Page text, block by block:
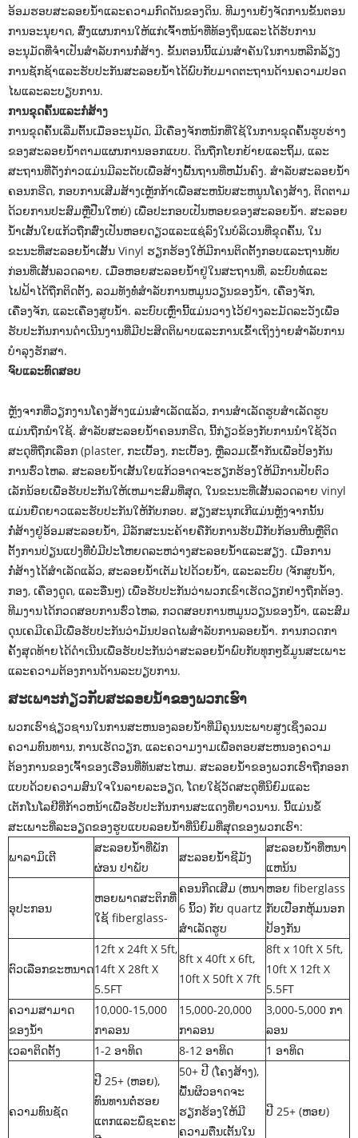
ອ້ອມຮອບສະລອຍນ້ໍາແລະຄວາມກົດດັນຂອງດິນ. ທີມງານຍັງຈັດການຂັ້ນຕອນ
ການອະນຸຍາດ, ສົ່ງແຜນການໃຫ້ແກ່ເຈົ້າຫນ້າທີ່ທ້ອງຖິ່ນແລະໄດ້ຮັບການ
ອະນຸມັດທີ່ຈໍາເປັນສໍາລັບການກໍ່ສ້າງ. ຂັ້ນຕອນນີ້ແມ່ນສໍາຄັນໃນການຫລີກລ້ຽງ
ການຊັກຊ້າແລະຮັບປະກັນສະລອຍນ້ໍາໄດ້ພົບກັບມາດຕະຖານດ້ານຄວາມປອດ
ໄພແລະລະບຽບການ.
ການຂຸດຄົ້ນແລະກໍ່ສ້າງ
ການຂຸດຄົ້ນເລີ່ມຕົ້ນເມື່ອອະນຸມັດ, ມີເຄື່ອງຈັກຫນັກທີ່ໃຊ້ໃນການຂຸດຄົ້ນຮູບຮ່າງ
ຂອງສະລອຍນໍ້າຕາມແຜນການອອກແບບ. ດິນຖືກໂຍກຍ້າຍແລະຖິ້ມ, ແລະ
ສະຖານທີ່ດັ່ງກ່າວແມ່ນມີລະດັບເພື່ອສ້າງພື້ນຖານທີ່ຫມັ້ນຄົງ. ສໍາລັບສະລອຍນ້ໍາ
ຄອນກຣີດ, ກອບການເສີມສ້າງເຫຼັກກ້າເພື່ອສະຫນັບສະຫນູນໂຄງສ້າງ, ຕິດຕາມ
ດ້ວຍການປະສົມຫຼືປືນໃຫຍ່) ເພື່ອປະກອບເປັນຫອຍຂອງສະລອຍນ້ໍາ. ສະລອຍ
ນ້ໍາເສັ້ນໃຍແກ້ວຖືກສົ່ງເປັນຫອຍດຽວແລະແຊ່ລົງໃນບໍລິເວນທີ່ຂຸດຄົ້ນ, ໃນ
ຂະນະທີ່ສະລອຍນ້ໍາເສັ້ນ Vinyl ຮຽກຮ້ອງໃຫ້ມີການຕິດຕັ້ງກອບແລະຖານທັບ
ກ່ອນທີ່ເສັ້ນລວດລາຍ. ເມື່ອຫອຍສະລອຍນ້ໍາຢູ່ໃນສະຖານທີ່, ລະບົບທໍ່ແລະ
ໄຟຟ້າໄດ້ຖືກຕິດຕັ້ງ, ລວມທັງທໍ່ສໍາລັບການຫມູນວຽນຂອງນ້ໍາ, ເຄື່ອງຈັກ,
ເຄື່ອງຈັກ, ແລະເຄື່ອງສູບນ້ໍາ. ລະບົບເຫຼົ່ານີ້ແມ່ນວາງໄວ້ຢ່າງລະມັດລະວັງເພື່ອ
ຮັບປະກັນການດໍາເນີນງານທີ່ມີປະສິດຕິພາບແລະການເຂົ້າເຖິງງ່າຍສໍາລັບການ
ບໍາລຸງຮັກສາ.
ຈົບແລະທົດສອບ
ຫຼັງຈາກທີ່ວຽກງານໂຄງສ້າງແມ່ນສໍາເລັດແລ້ວ, ການສໍາເລັດຮູບສໍາເລັດຮູບ
ແມ່ນຖືກນໍາໃຊ້. ສໍາລັບສະລອຍນ້ໍາຄອນກຣີດ, ນີ້ກ່ຽວຂ້ອງກັບການນໍາໃຊ້ວັດ
ສະດຸທີ່ຖືກເລືອກ (plaster, ກະເບື້ອງ, ກະເບື້ອງ, ຫຼືລວມເຂົ້າກັນເພື່ອປ້ອງກັນ
ການຮົ່ວໄຫລ. ສະລອຍນ້ໍາເສັ້ນໃຍແກ້ວອາດຈະຮຽກຮ້ອງໃຫ້ມີການປັບຕົວ
ເລັກນ້ອຍເພື່ອຮັບປະກັນໃຫ້ເຫມາະສົມທີ່ສຸດ, ໃນຂະນະທີ່ເສັ້ນລວດລາຍ vinyl
ແມ່ນຍືດຍາວແລະຮັບປະກັນໃຫ້ກັບກອບ. ສຽງສະນຸກເກີແມ່ນຫຼັງຈາກນັ້ນ
ກໍ່ສ້າງຢູ່ອ້ອມສະລອຍນ້ໍາ, ມີລັກສະນະຄ້າຍຄືກັບການຮັບມືກັບກ້ອນຫີນຫຼືຕິດ
ຕັ້ງການປ່ຽນແປງທີ່ບໍ່ມີປະໂຫຍດລະຫວ່າງສະລອຍນໍ້າແລະສຽງ. ເມື່ອການ
ກໍ່ສ້າງໄດ້ສໍາເລັດແລ້ວ, ສະລອຍນ້ໍາເຕັມໄປດ້ວຍນ້ໍາ, ແລະລະບົບ (ຈັກສູບນ້ໍາ,
ກອງ, ເຄື່ອງດູດ, ແລະອື່ນໆ) ເພື່ອຮັບປະກັນວ່າພວກເຂົາເຮັດວຽກຢ່າງຖືກຕ້ອງ.
ທີມງານໄດ້ກວດສອບການຮົ່ວໄຫລ, ກວດສອບການຫມູນວຽນຂອງນ້ໍາ, ແລະສົມ
ດຸນເຄມີເຄມີເພື່ອຮັບປະກັນວ່າມັນປອດໄພສໍາລັບການລອຍນໍ້າ. ການກວດກາ
ຄັ້ງສຸດທ້າຍໄດ້ດໍາເນີນເພື່ອຮັບປະກັນວ່າສະລອຍນ້ໍາພົບກັບທຸກໆຂໍ້ມູນສະເພາະ
ແລະຄວາມຕ້ອງການດ້ານລະບຽບການ.
ສະເພາະກ່ຽວກັບສະລອຍນໍ້າຂອງພວກເຮົາ
ພວກເຮົາຊ່ຽວຊານໃນການສະຫນອງລອຍນ້ໍາທີ່ມີຄຸນນະພາບສູງເຊິ່ງລວມ
ຄວາມທົນທານ, ການເຮັດວຽກ, ແລະຄວາມງາມເພື່ອຕອບສະຫນອງຄວາມ
ຕ້ອງການຂອງເຈົ້າຂອງເຮືອນທີ່ທັນສະໄຫມ. ສະລອຍນ້ໍາຂອງພວກເຮົາຖືກອອກ
ແບບດ້ວຍຄວາມສົນໃຈໃນລາຍລະອຽດ, ໂດຍໃຊ້ວັດສະດຸທີ່ນິຍົມແລະ
ເຕັກໂນໂລຢີທີ່ກ້າວຫນ້າເພື່ອຮັບປະກັນການສະແດງທີ່ຍາວນານ. ນີ້ແມ່ນຂໍ້
ສະເພາະທີ່ລະອຽດຂອງຮູບແບບລອຍນ້ໍາທີ່ນິຍົມທີ່ສຸດຂອງພວກເຮົາ:
ພາລາມິເຕີ
ສະລອຍນ້ໍາທີ່ພັກ
ຜ່ອນ ປາພັບ
ສະລອຍນ້ໍາຊີມັງ
ສະລອຍນ້ໍາທີ່ຫນາ
ແຫນ້ນ
ອຸປະກອນ
ຫອຍພາດສະຕິກທີ່
ໃຊ້ fiberglass-
ຄອນກີດເສີມ (ຫນາ
6 ນິ້ວ) ກັບ quartz
ສໍາເລັດຮູບ
ຫອຍ fiberglass
ກັບເປືອກຫຸ້ມນອກ
ປ້ອງກັນ
ຕົວເລືອກຂະຫນາດ
12ft x 24ft X 5ft,
14ft X 28ft X
5.5FT
8ft x 40ft x 6ft,
10ft X 50ft X 7ft
8ft x 10ft X 5ft,
10ft X 12ft X
5.5FT
ຄວາມສາມາດ
ຂອງນໍ້າ
10,000-15,000
ກາລອນ
15,000-20,000
ກາລອນ
3,000-5,000 ກາ
ລອນ
ເວລາຕິດຕັ້ງ
1-2 ອາທິດ 8-12 ອາທິດ 1 ອາທິດ
ຄວາມທົນຊັດ
ປີ 25+ (ຫອຍ),
ທົນທານຕໍ່ຮອຍ
ແຕກແລະພຶຊະຄະ
50+ ປີ (ໂຄງສ້າງ),
ພື້ນຜິວອາດຈະ
ຮຽກຮ້ອງໃຫ້ມີ
ຄວາມຕື່ນເຕັ້ນໃນ
ປີ 25+ (ຫອຍ)